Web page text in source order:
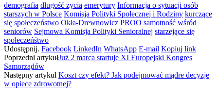
demografia długość życia emerytury Informacja o sytuacji osób
starszych w Polsce Komisja Polityki Społecznej i Rodziny kurczące
się społeczeństwo Okła-Drewnowicz PROO samotność wśród
seniorów Sejmowa Komisja Polityki Senioralnej starzejące się
społeczeńśtwo
Udostępnij. Facebook LinkedIn WhatsApp E-mail Kopiuj link
Poprzedni artykułJuż 2 marca startuje XI Europejski Kongres
Samorządów
Następny artykułKoszt czy efekt? Jak podejmować mądre decyzje
w opiece zdrowotnej?